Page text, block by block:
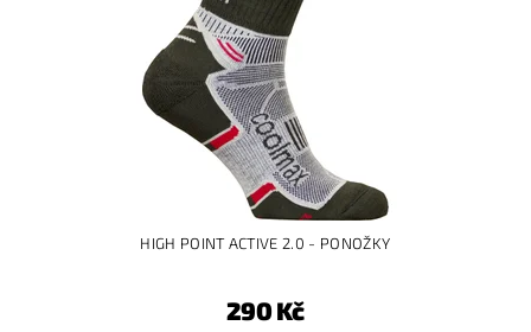
HIGH POINT ACTIVE 2.0 - PONOŽKY
290 Kč